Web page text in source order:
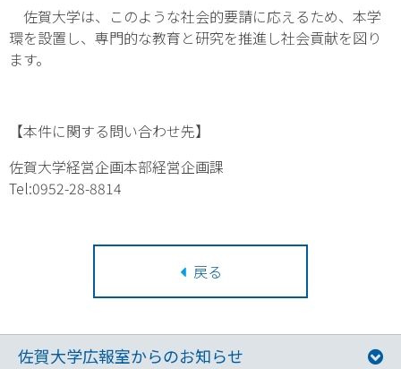
佐賀大学は、このような社会的要請に応えるため、本学
環を設置し、専門的な教育と研究を推進し社会貢献を図り
ます。
【本件に関する問い合わせ先】
佐賀大学経営企画本部経営企画課
Tel:0952-28-8814
戻る
佐賀大学広報室からのお知らせ